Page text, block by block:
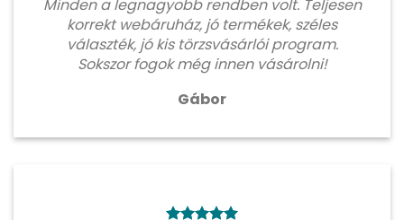
Minden a legnagyobb rendben volt. Teljesen
korrekt webáruház, jó termékek, széles
választék, jó kis törzsvásárlói program.
Sokszor fogok még innen vásárolni!
Gábor